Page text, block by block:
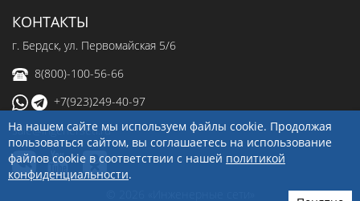
КОНТАКТЫ
г. Бердск, ул. Первомайская 5/6
8(800)-100-56-66
+7(923)249-40-97
sale@ingenerseti.ru
На нашем сайте мы используем файлы cookie. Продолжая
пользоваться сайтом, вы соглашаетесь на использование
файлов cookie в соответствии с нашей политикой
конфиденциальности.